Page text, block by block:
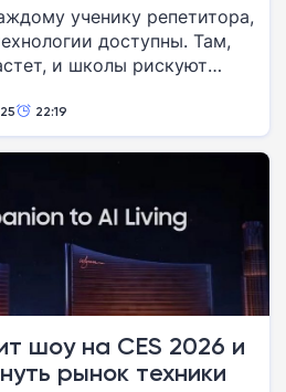
ученику репетитора,
доступны. Там,
и школы рискуют
22:19
шоу на CES 2026 и
рынок техники